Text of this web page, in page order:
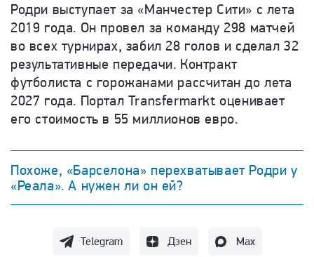
Родри выступает за «Манчестер Сити» с лета
2019 года. Он провел за команду 298 матчей
во всех турнирах, забил 28 голов и сделал 32
результативные передачи. Контракт
футболиста с горожанами рассчитан до лета
2027 года. Портал Transfermarkt оценивает
его стоимость в 55 миллионов евро.
Похоже, «Барселона» перехватывает Родри у
«Реала». А нужен ли он ей?
Telegram Дзен Max